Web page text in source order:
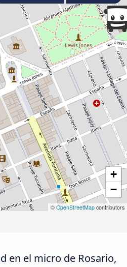
+
−
© OpenStreetMap contributors
en el micro de Rosario,